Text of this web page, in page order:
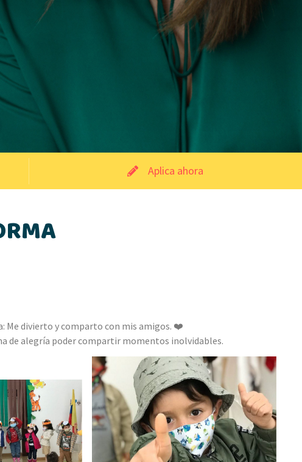
Aplica ahora
Me divierto y comparto con mis amigos. ❤️
de alegría poder compartir momentos inolvidables.